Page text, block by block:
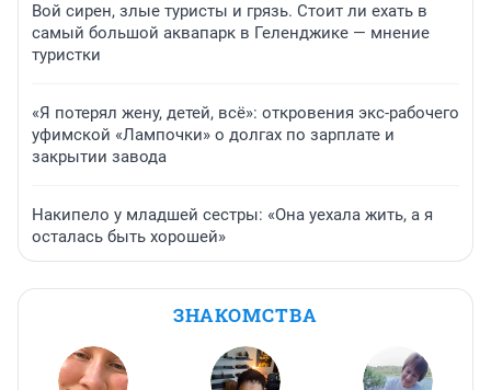
Вой сирен, злые туристы и грязь. Стоит ли ехать в
самый большой аквапарк в Геленджике — мнение
туристки
«Я потерял жену, детей, всё»: откровения экс-рабочего
уфимской «Лампочки» о долгах по зарплате и
закрытии завода
Накипело у младшей сестры: «Она уехала жить, а я
осталась быть хорошей»
ЗНАКОМСТВА